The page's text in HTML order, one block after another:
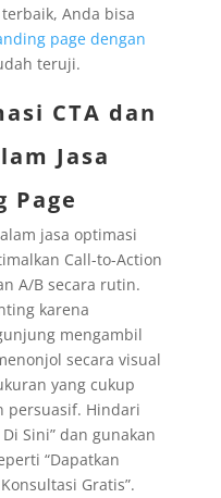
Anda bisa
page dengan
teruji.
CTA dan
Jasa
Page
jasa optimasi
Call-to-Action
A/B secara rutin.
karena
mengambil
secara visual
yang cukup
persuasif. Hindari
Sini” dan gunakan
“Dapatkan
Gratis”.